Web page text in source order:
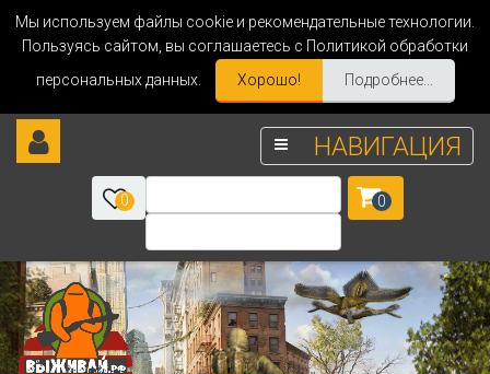
Мы используем файлы cookie и рекомендательные технологии.
Пользуясь сайтом, вы соглашаетесь с Политикой обработки
персональных данных.
Хорошо! Подробнее...
НАВИГАЦИЯ
0 0